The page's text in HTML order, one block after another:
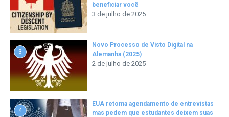
beneficiar você
3 de julho de 2025
3
Novo Processo de Visto Digital na
Alemanha (2025)
2 de julho de 2025
4
EUA retoma agendamento de entrevistas
mas pedem que estudantes deixem suas